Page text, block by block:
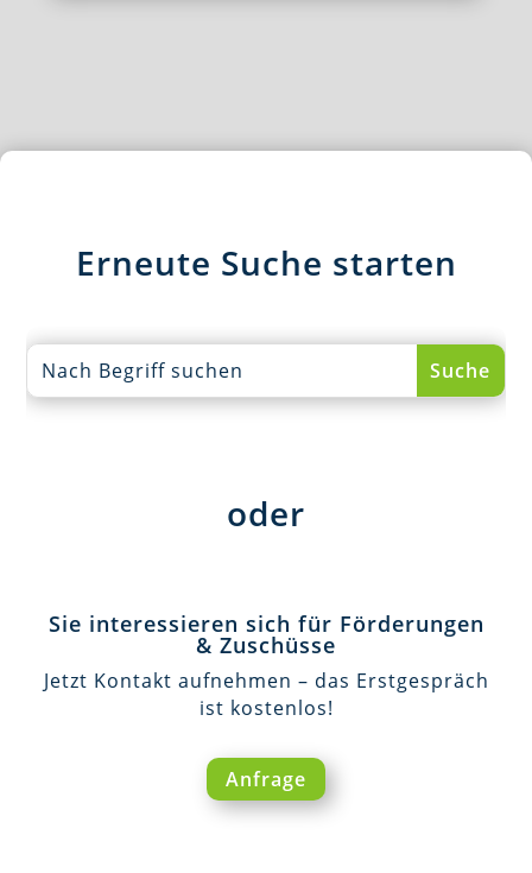
Erneute Suche starten
oder
Sie interessieren sich für Förderungen
& Zuschüsse
Jetzt Kontakt aufnehmen – das Erstgespräch
ist kostenlos!
Anfrage